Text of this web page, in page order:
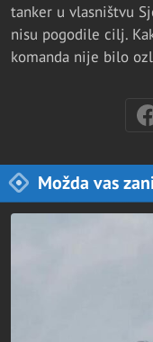
tanker u vlasništvu
nisu pogodile cilj.
komanda nije bilo
Možda vas